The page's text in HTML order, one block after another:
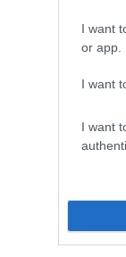
I want
or app.
I want
I want
2026.08.06.